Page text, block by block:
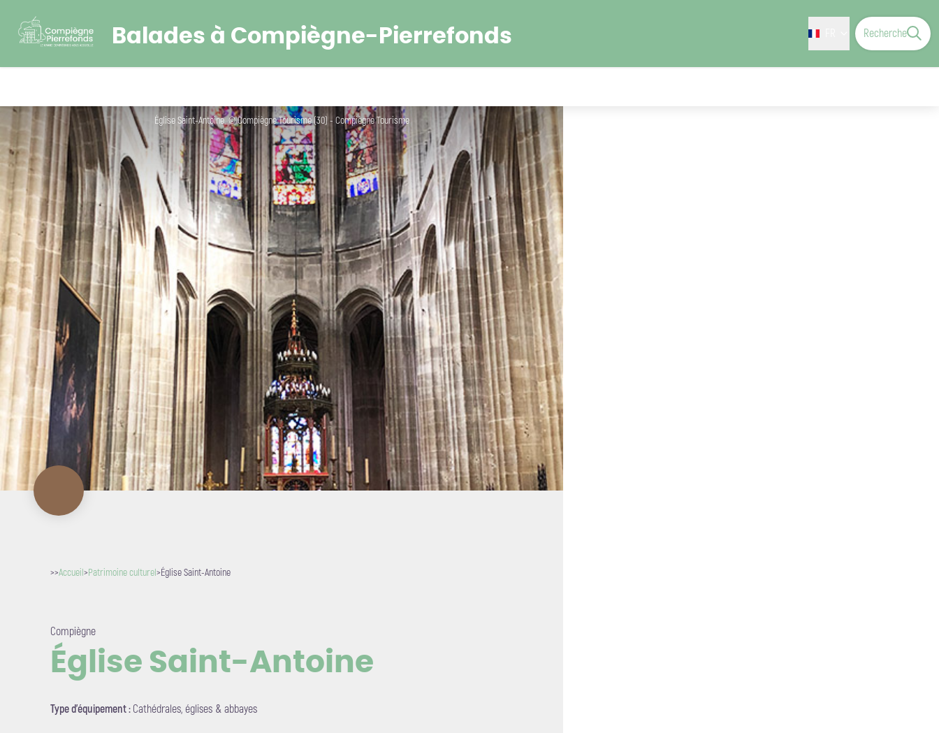
Balades à Compiègne-Pierrefonds Recherche
Église Saint-Antoine_© Compiègne Tourisme (30) - Compiègne Tourisme
>>Accueil>Patrimoine culturel>Église Saint-Antoine
Compiègne
Église Saint-Antoine
Type d'équipement : Cathédrales, églises & abbayes